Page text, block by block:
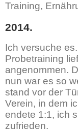
Training,
2014.
Ich versuche
Probetraining
angenommen.
nun war es so
stand vor der
Verein, in dem
endete 1:1, ich
zufrieden.